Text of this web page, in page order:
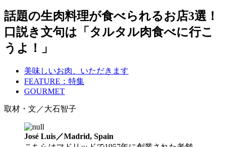
話題の生肉料理が食べられるお店3選！
口説き文句は「タルタル肉食べに行こ
うよ！」
美味しいお肉、いただきます
FEATURE：特集
GOURMET
取材・文／大石智子
José Luis／Madrid, Spain